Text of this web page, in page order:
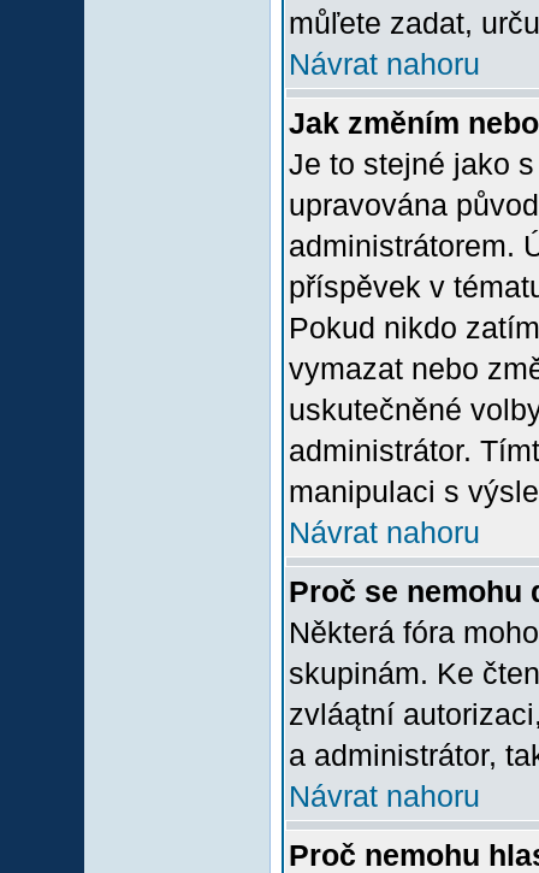
můľete zadat,
Návrat nahoru
Jak změním
Je to stejné jako
upravována
administrátorem.
příspěvek v
Pokud nikdo
vymazat nebo
uskutečněné
administrátor.
manipulaci s
Návrat nahoru
Proč se nemohu
Některá fóra
skupinám. Ke
zvláątní
a administrátor,
Návrat nahoru
Proč nemohu